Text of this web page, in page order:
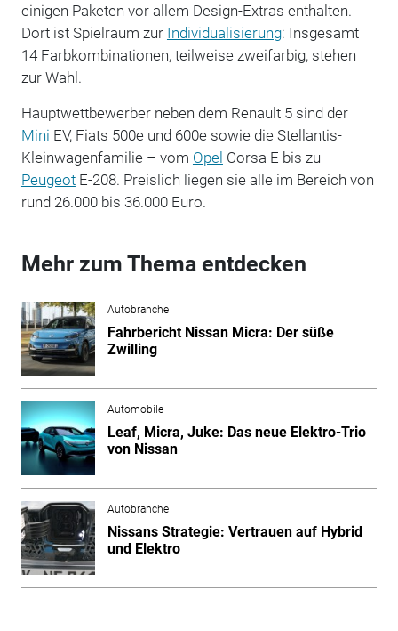
einigen Paketen vor allem Design-Extras enthalten.
Dort ist Spielraum zur Individualisierung: Insgesamt
14 Farbkombinationen, teilweise zweifarbig, stehen
zur Wahl.
Hauptwettbewerber neben dem Renault 5 sind der
Mini EV, Fiats 500e und 600e sowie die Stellantis-
Kleinwagenfamilie – vom Opel Corsa E bis zu
PeugeotE-208. Preislich liegen sie alle im Bereich von
rund 26.000 bis 36.000 Euro.
Mehr zum Thema entdecken
Autobranche
Fahrbericht Nissan Micra: Der süße
Zwilling
Automobile
Leaf, Micra, Juke: Das neue Elektro-Trio
von Nissan
Autobranche
Nissans Strategie: Vertrauen auf Hybrid
und Elektro